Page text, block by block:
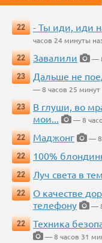
22 - Ты иди, иди
часов 24 минуты
22
Завалили
—
23
Дальше не
— 8 часов 25 минут
23
В глуши, во
мои...
— 8
22
Маджонг
— 8
22
100%
22
Луч света в
22
О качестве
телефону
—
22
Техника
— 8 часов 31